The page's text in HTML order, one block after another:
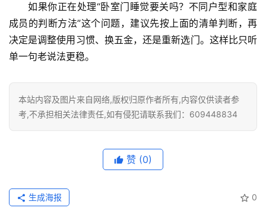
我
们
如果你正在处理“卧室门睡觉要关吗？不同户型和家庭
成员的判断方法”这个问题，建议先按上面的清单判断，再
决定是调整使用习惯、换五金，还是重新选门。这样比只听
单一句老说法更稳。
本站内容及图片来自网络,版权归原作者所有,内容仅供读者参
考,不承担相关法律责任,如有侵犯请联系我们：609448834
赞 (0)
0
生成海报